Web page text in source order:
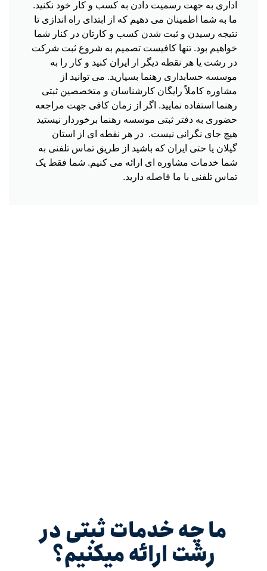
اداری به جهت رسمیت دادن به کسب و کار خود نکنید.
ما به شما اطمینان می دهیم که از ابتدای راه اندازی تا
نتیجه رسیدن و ثبت شدن کسب و کارتان در کنار شما
خواهیم بود. تنها کافیست تصمیم به شروع ثبت شرکت
در رشت یا هر نقطه دیگر ار ایران کنید و کار را به
موسسه حسابداری رهنما بسپارید. می توانید از
مشاوره کاملاً رایگان کارشناسان و متخصصین ثبتی
رهنما استفاده نمایید. اگر از زمان کافی جهت مراجعه
حضوری به دفتر ثبتی موسسه رهنما برخوردار نیستید
هیچ جای نگرانی نیست. در هر نقطه ای از استان
گیلان یا حتی ایران که باشید از طریق تماس تلفنی به
شما خدمات مشاوره ای ارائه می کنیم. شما فقط یک
تماس تلفنی با ما فاصله دارید.
ما چه خدمات ثبتی در
رشت ارائه میکنیم؟